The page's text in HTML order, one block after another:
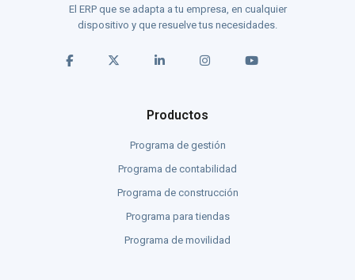
El ERP que se adapta a tu empresa, en cualquier
dispositivo y que resuelve tus necesidades.
Productos
Programa de gestión
Programa de contabilidad
Programa de construcción
Programa para tiendas
Programa de movilidad